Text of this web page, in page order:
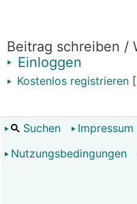
Beitrag schreiben /
Einloggen
Kostenlos registrieren [
Suchen Impressum
Nutzungsbedingungen